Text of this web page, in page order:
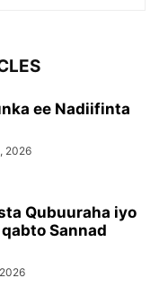
ee Nadiifinta
2026
Qubuuraha iyo
Sannad